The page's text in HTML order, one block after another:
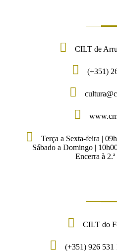
CILT de
(+351)
Terça a Sexta-feira |
Sábado a Domingo |
Encerra à
CILT do
(+351) 926 531